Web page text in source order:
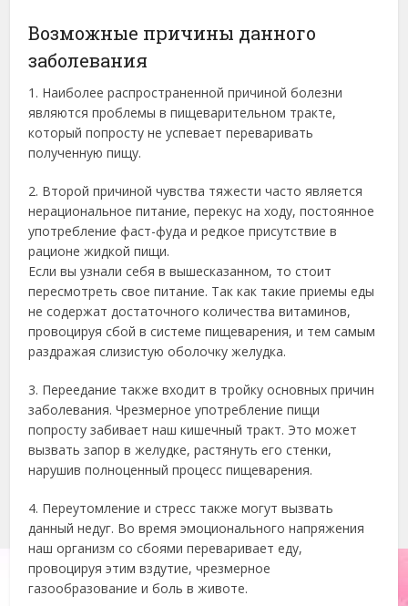
Возможные причины данного
заболевания
1. Наиболее распространенной причиной болезни
являются проблемы в пищеварительном тракте,
который попросту не успевает переваривать
полученную пищу.
2. Второй причиной чувства тяжести часто является
нерациональное питание, перекус на ходу, постоянное
употребление фаст-фуда и редкое присутствие в
рационе жидкой пищи.
Если вы узнали себя в вышесказанном, то стоит
пересмотреть свое питание. Так как такие приемы еды
не содержат достаточного количества витаминов,
провоцируя сбой в системе пищеварения, и тем самым
раздражая слизистую оболочку желудка.
3. Переедание также входит в тройку основных причин
заболевания. Чрезмерное употребление пищи
попросту забивает наш кишечный тракт. Это может
вызвать запор в желудке, растянуть его стенки,
нарушив полноценный процесс пищеварения.
4. Переутомление и стресс также могут вызвать
данный недуг. Во время эмоционального напряжения
наш организм со сбоями переваривает еду,
провоцируя этим вздутие, чрезмерное
газообразование и боль в животе.